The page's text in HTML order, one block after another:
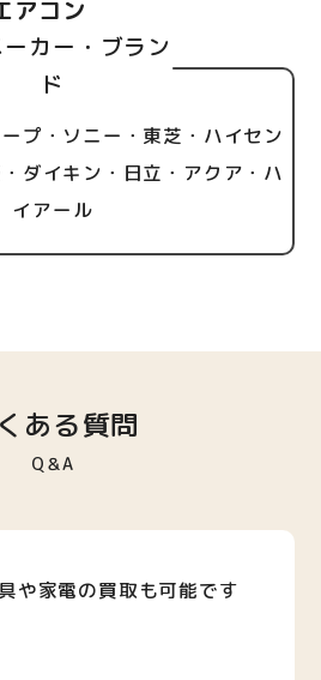
アコン
カー・ブラン
ド
プ・ソニー・東芝・ハイセン
ダイキン・日立・アクア・ハ
イアール
ある質問
Q＆A
や家電の買取も可能です